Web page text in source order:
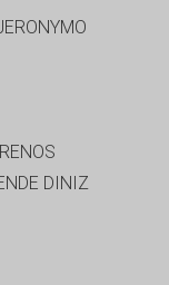
DINIZ